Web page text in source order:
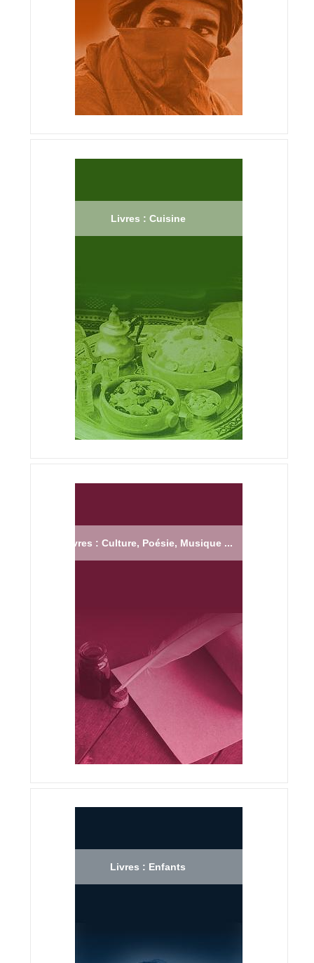
Livres : Cuisine
Livres : Culture, Poésie, Musique ...
Livres : Enfants